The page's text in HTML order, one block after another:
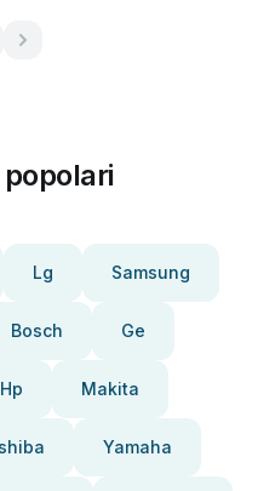
Lg Samsung
Bosch Ge
Hp Makita
Yamaha